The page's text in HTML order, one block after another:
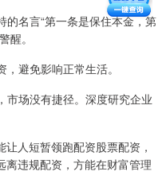
的名言“第一条是保住本金，第
醒。
避免影响正常生活。
市场没有捷径。深度研究企业
人短暂领跑配资股票配资，
违规配资，方能在财富管理